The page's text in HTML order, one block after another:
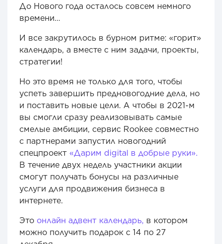
До Нового года осталось совсем немного
времени…
И все закрутилось в бурном ритме: «горит»
календарь, а вместе с ним задачи, проекты,
стратегии!
Но это время не только для того, чтобы
успеть завершить предновогодние дела, но
и поставить новые цели. А чтобы в 2021-м
вы смогли сразу реализовывать самые
смелые амбиции, сервис Rookee совместно
с партнерами запустил новогодний
спецпроект «Дарим digital в добрые руки».
В течение двух недель участники акции
смогут получать бонусы на различные
услуги для продвижения бизнеса в
интернете.
Это онлайн адвент календарь, в котором
можно получить подарок с 14 по 27